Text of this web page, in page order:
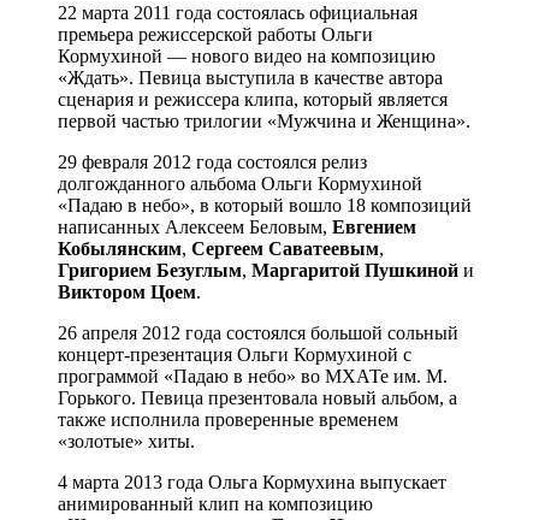
22 марта 2011 года состоялась официальная
премьера режиссерской работы Ольги
Кормухиной — нового видео на композицию
«Ждать». Певица выступила в качестве автора
сценария и режиссера клипа, который является
первой частью трилогии «Мужчина и Женщина».
29 февраля 2012 года состоялся релиз
долгожданного альбома Ольги Кормухиной
«Падаю в небо», в который вошло 18 композиций
написанных Алексеем Беловым, Евгением
Кобылянским, Сергеем Саватеевым,
Григорием Безуглым, Маргаритой Пушкиной и
Виктором Цоем.
26 апреля 2012 года состоялся большой сольный
концерт-презентация Ольги Кормухиной с
программой «Падаю в небо» во МХАТе им. М.
Горького. Певица презентовала новый альбом, а
также исполнила проверенные временем
«золотые» хиты.
4 марта 2013 года Ольга Кормухина выпускает
анимированный клип на композицию